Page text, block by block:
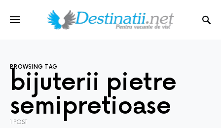
BROWSING TAG
bijuterii pietre
semipretioase
1 POST